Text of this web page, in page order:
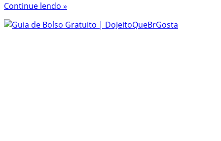
Continue lendo »